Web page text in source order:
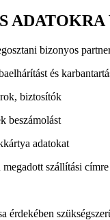
bizonyos
és
biztosítók
beszámolást
adatokat
szállítási címre
érdekében